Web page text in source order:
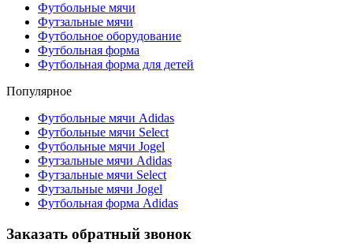
Футбольные мячи
Футзальные мячи
Футбольное оборудование
Футбольная форма
Футбольная форма для детей
Популярное
Футбольные мячи Adidas
Футбольные мячи Select
Футбольные мячи Jogel
Футзальные мячи Adidas
Футзальные мячи Select
Футзальные мячи Jogel
Футбольная форма Adidas
Заказать обратный звонок